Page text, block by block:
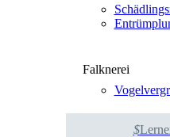
Falk­ne­rei
$